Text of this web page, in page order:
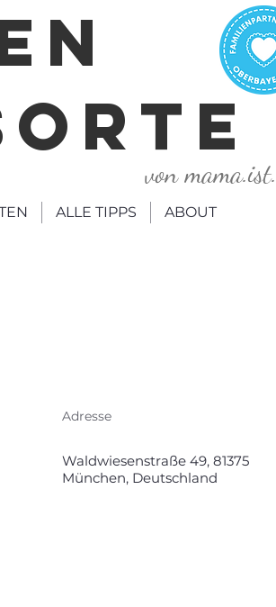
von
ALLE TIPPS ABOUT
Adresse
Waldwiesenstraße 49, 81375
München, Deutschland